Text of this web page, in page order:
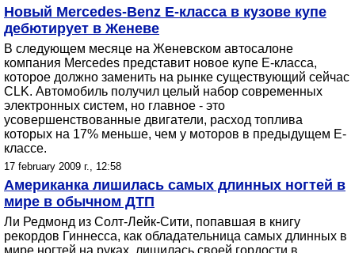
Новый Mercedes-Benz E-класса в кузове купе
дебютирует в Женеве
В следующем месяце на Женевском автосалоне
компания Mercedes представит новое купе Е-класса,
которое должно заменить на рынке существующий сейчас
CLK. Автомобиль получил целый набор современных
электронных систем, но главное - это
усовершенствованные двигатели, расход топлива
которых на 17% меньше, чем у моторов в предыдущем Е-
классе.
17 february 2009 г., 12:58
Американка лишилась самых длинных ногтей в
мире в обычном ДТП
Ли Редмонд из Солт-Лейк-Сити, попавшая в книгу
рекордов Гиннесса, как обладательница самых длинных в
мире ногтей на руках, лишилась своей гордости в